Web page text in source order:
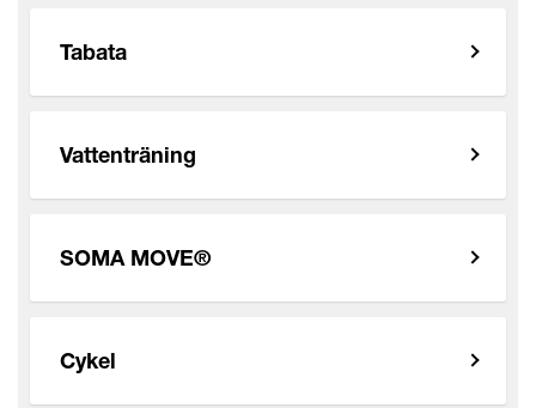
Tabata
Vattenträning
SOMA MOVE®
Cykel